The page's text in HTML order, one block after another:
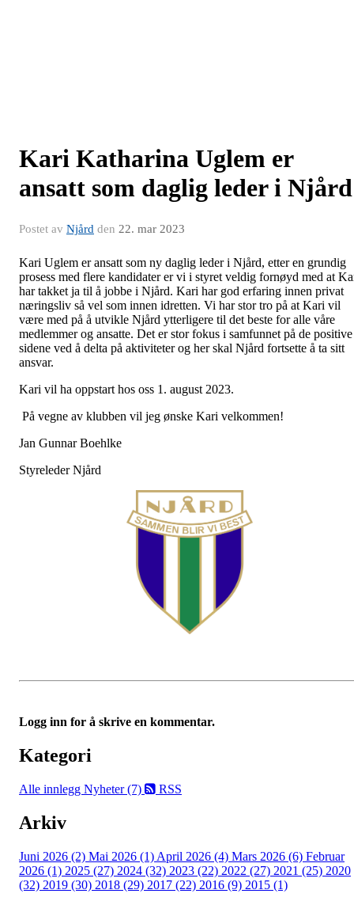
Kari Katharina Uglem er
ansatt som daglig leder i Njård
Postet av Njård den 22. mar 2023
Kari Uglem er ansatt som ny daglig leder i Njård, etter en grundig
prosess med flere kandidater er vi i styret veldig fornøyd med at
har takket ja til å jobbe i Njård. Kari har god erfaring innen privat
næringsliv så vel som innen idretten. Vi har stor tro på at Kari vil
være med på å utvikle Njård ytterligere til det beste for alle våre
medlemmer og ansatte. Det er stor fokus i samfunnet på de positive
sidene ved å delta på aktiviteter og her skal Njård fortsette å ta sitt
ansvar.
Kari vil ha oppstart hos oss 1. august 2023.
På vegne av klubben vil jeg ønske Kari velkommen!
Jan Gunnar Boehlke
Styreleder Njård
Logg inn for å skrive en kommentar.
Kategori
Alle innlegg Nyheter (7) RSS
Arkiv
Juni 2026 (2) Mai 2026 (1) April 2026 (4) Mars 2026 (6) Februar
2026 (1) 2025 (27) 2024 (32) 2023 (22) 2022 (27) 2021 (25) 2020
(32) 2019 (30) 2018 (29) 2017 (22) 2016 (9) 2015 (1)